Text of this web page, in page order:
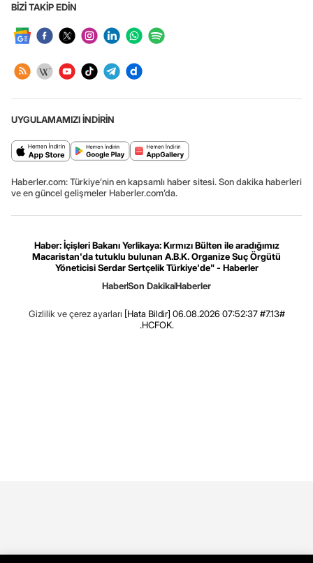
BİZİ TAKİP EDİN
UYGULAMAMIZI İNDİRİN
Haberler.com: Türkiye’nin en kapsamlı haber sitesi. Son dakika haberleri
ve en güncel gelişmeler Haberler.com’da.
Haber: İçişleri Bakanı Yerlikaya: Kırmızı Bülten ile aradığımız
Macaristan'da tutuklu bulunan A.B.K. Organize Suç Örgütü
Yöneticisi Serdar Sertçelik Türkiye'de" - Haberler
HaberSon DakikaHaberler
Gizlilik ve çerez ayarları [Hata Bildir] 06.08.2026 07:52:37 #7.13#
.HCFOK.